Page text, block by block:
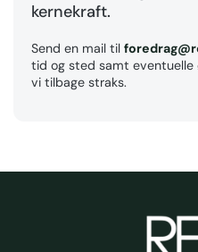
kernekraft.
Send en mail til
tid og sted samt eventuelle
vi tilbage straks.